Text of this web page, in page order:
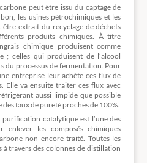
peut être issu du captage de
les usines pétrochimiques et les
extrait du recyclage de déchets
produits chimiques. À titre
chimique produisent comme
; celles qui produisent de l’alcool
du processus de fermentation. Pour
entreprise leur achète ces flux de
Elle va ensuite traiter ces flux avec
aussi limpide que possible
taux de pureté proches de 100%.
catalytique est l’une des
enlever les composés chimiques
non encore traité. Toutes les
à travers des colonnes de distillation